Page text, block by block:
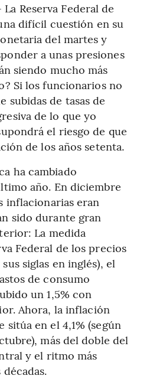
Reserva Federal de
difícil cuestión en su
del martes y
a unas presiones
siendo mucho más
Si los funcionarios no
subidas de tasas de
de lo que yo
el riesgo de que
de los años setenta.
ha cambiado
año. En diciembre
inflacionarias eran
sido durante gran
La medida
Federal de los precios
siglas en inglés), el
de consumo
un 1,5% con
Ahora, la inflación
sitúa en el 4,1% (según
más del doble del
y el ritmo más